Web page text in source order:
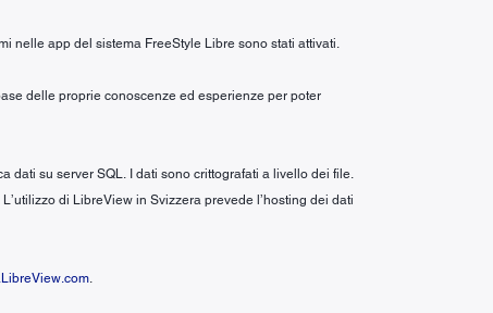
nelle app del sistema FreeStyle Libre sono stati attivati.
delle proprie conoscenze ed esperienze per poter
dati su server SQL. I dati sono crittografati a livello dei file.
di LibreView in Svizzera prevede l’hosting dei dati
.